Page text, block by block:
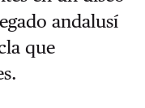
andalusí
que